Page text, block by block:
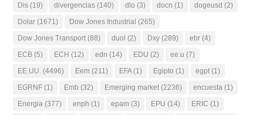
Dis (19) divergencias (140) dlo (3) docn (1) dogeusd (2)
Dolar (1671) Dow Jones Industrial (265)
Dow Jones Transport (88) duol (2) Dxy (289) ebr (4)
ECB (5) ECH (12) edn (14) EDU (2) ee.u (7)
EE.UU. (4496) Eem (211) EFA(1) Egipto (1) egpt (1)
EGRNF (1) Emb (32) Emerging market (2236) encuesta (1)
Energia (377) enph (1) epam (3) EPU (14) ERIC (1)